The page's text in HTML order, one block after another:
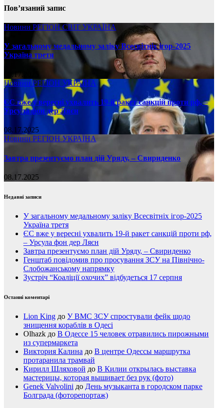
Пов’язаний запис
Новини РЕГІОНСВІТ УКРАЇНА
У загальному медальному заліку Всесвітніх ігор-2025
Україна третя
08.17.2025
НовиниРЕГІОН УКРАЇНА
ЄС вже у вересні ухвалить 19-й ракет санкцій проти рф, –
Урсула фон дер Ляєн
08.17.2025
Новини РЕГІОН УКРАЇНА
Завтра презентуємо план дій Уряду, – Свириденко
08.17.2025
Недавні записи
У загальному медальному заліку Всесвітніх ігор-2025
Україна третя
ЄС вже у вересні ухвалить 19-й ракет санкцій проти рф,
– Урсула фон дер Ляєн
Завтра презентуємо план дій Уряду, – Свириденко
Генштаб повідомив про просування ЗСУ на Північно-
Слобожанському напрямку
Зустріч “Коаліції охочих” відбудеться 17 серпня
Останні коментарі
Lion King до У ВМС ЗСУ спростували фейк щодо
знищення кораблів в Одесі
Olhazk до В Одессе 15 человек отравились пирожными
из супермаркета
Виктория Калина до В центре Одессы маршрутка
протаранила трамвай
Кирилл Шляховой до В Килии открылась выставка
мастерицы, которая вышивает без рук (фото)
Genek Valvolini до День музыканта в городском парке
Болграда (фоторепортаж)